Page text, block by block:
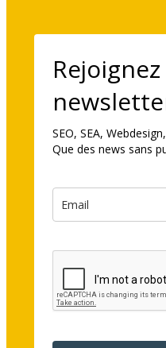
Rejoignez
SEO, SEA,
Que des news sans